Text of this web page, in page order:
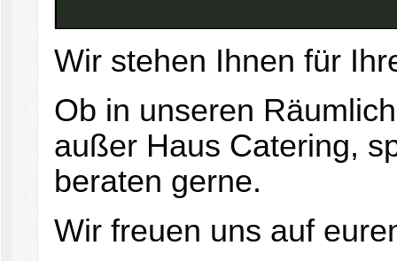
Wir stehen Ihnen für
Ob in unseren
außer Haus Catering,
beraten gerne.
Wir freuen uns auf